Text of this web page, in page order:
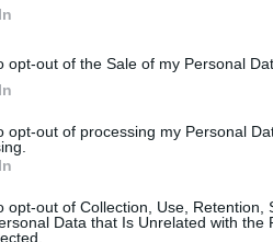
opt-out of the Sale of my Personal
opt-out of processing my Personal
opt-out of Collection, Use, Retention,
Data that Is Unrelated with the